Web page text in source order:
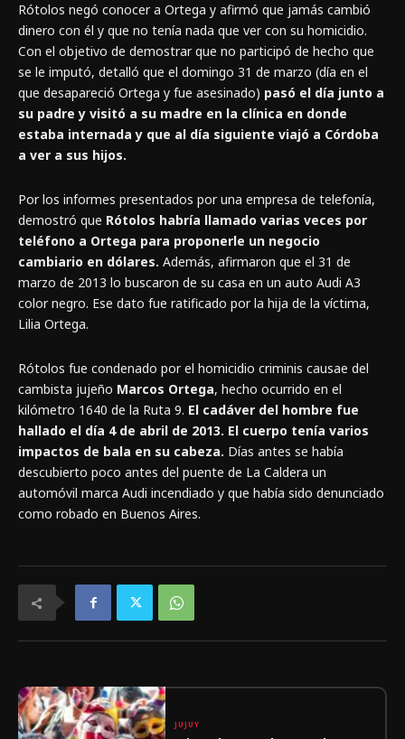
Rótolos negó conocer a Ortega y afirmó que jamás cambió
dinero con él y que no tenía nada que ver con su homicidio.
Con el objetivo de demostrar que no participó de hecho que
se le imputó, detalló que el domingo 31 de marzo (día en el
que desapareció Ortega y fue asesinado) pasó el día junto a
su padre y visitó a su madre en la clínica en donde
estaba internada y que al día siguiente viajó a Córdoba
a ver a sus hijos.
Por los informes presentados por una empresa de telefonía,
demostró que Rótolos habría llamado varias veces por
teléfono a Ortega para proponerle un negocio
cambiario en dólares. Además, afirmaron que el 31 de
marzo de 2013 lo buscaron de su casa en un auto Audi A3
color negro. Ese dato fue ratificado por la hija de la víctima,
Lilia Ortega.
Rótolos fue condenado por el homicidio criminis causae del
cambista jujeño Marcos Ortega, hecho ocurrido en el
kilómetro 1640 de la Ruta 9. El cadáver del hombre fue
hallado el día 4 de abril de 2013. El cuerpo tenía varios
impactos de bala en su cabeza. Días antes se había
descubierto poco antes del puente de La Caldera un
automóvil marca Audi incendiado y que había sido denunciado
como robado en Buenos Aires.
JUJUY